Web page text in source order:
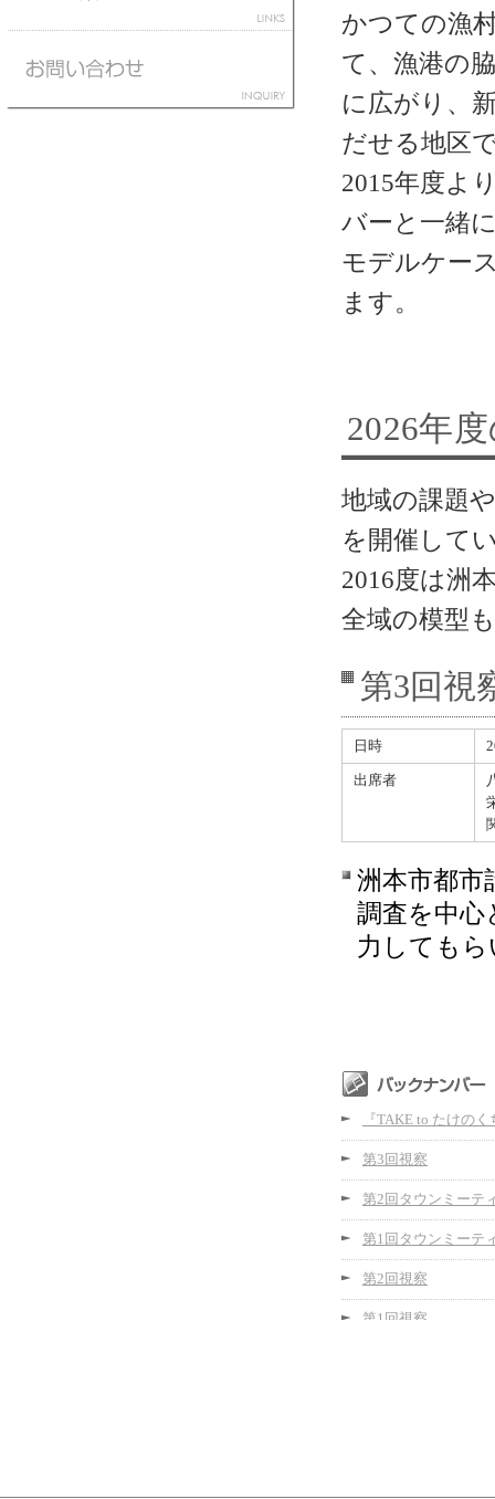
かつての漁
て、漁港の
に広がり、
だせる地区
2015年度よ
バーと一緒
モデルケー
ます。
2026年
地域の課題
を開催して
2016度は洲
全域の模型
第3回視
日時
出席者
洲本市都市
調査を中心
力しても
『TAKE to たけの
第3回視察
第2回タウンミーテ
第1回タウンミーテ
第2回視察
第1回視察